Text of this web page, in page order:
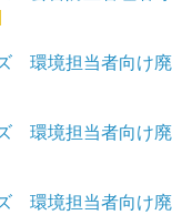
環境担当者向け廃
環境担当者向け廃
環境担当者向け廃